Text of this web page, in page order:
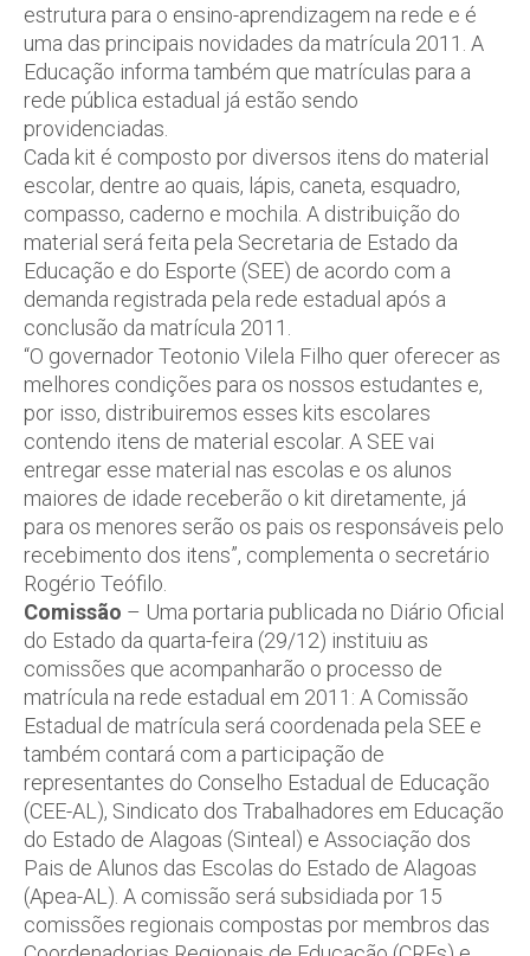
estrutura para o ensino-aprendizagem na rede e é
uma das principais novidades da matrícula 2011. A
Educação informa também que matrículas para a
rede pública estadual já estão sendo
providenciadas.
Cada kit é composto por diversos itens do material
escolar, dentre ao quais, lápis, caneta, esquadro,
compasso, caderno e mochila. A distribuição do
material será feita pela Secretaria de Estado da
Educação e do Esporte (SEE) de acordo com a
demanda registrada pela rede estadual após a
conclusão da matrícula 2011.
“O governador Teotonio Vilela Filho quer oferecer as
melhores condições para os nossos estudantes e,
por isso, distribuiremos esses kits escolares
contendo itens de material escolar. A SEE vai
entregar esse material nas escolas e os alunos
maiores de idade receberão o kit diretamente, já
para os menores serão os pais os responsáveis pelo
recebimento dos itens”, complementa o secretário
Rogério Teófilo.
Comissão – Uma portaria publicada no Diário Oficial
do Estado da quarta-feira (29/12) instituiu as
comissões que acompanharão o processo de
matrícula na rede estadual em 2011: A Comissão
Estadual de matrícula será coordenada pela SEE e
também contará com a participação de
representantes do Conselho Estadual de Educação
(CEE-AL), Sindicato dos Trabalhadores em Educação
do Estado de Alagoas (Sinteal) e Associação dos
Pais de Alunos das Escolas do Estado de Alagoas
(Apea-AL). A comissão será subsidiada por 15
comissões regionais compostas por membros das